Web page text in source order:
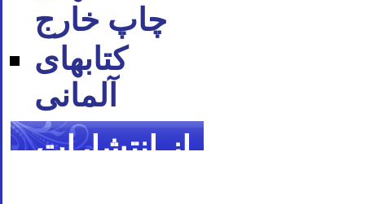
چاپ خارج
کتاب‪های
آلمانی
از انتشارات